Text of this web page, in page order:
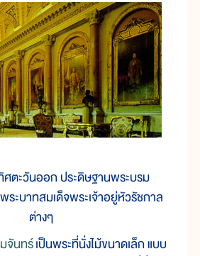
ตะวันออก ประดิษฐานพระบรม
ะบาทสมเด็จพระเจ้าอยู่หัวรัชกาล
ต่างๆ
จันทร์เป็นพระที่นั่งไม้ขนาดเล็ก แบบ